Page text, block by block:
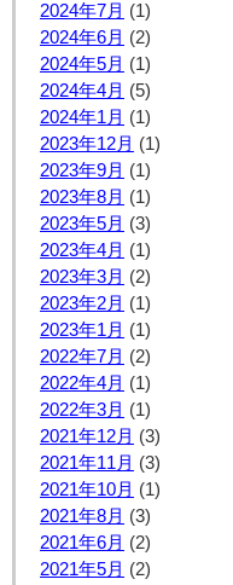
2024年7月 (1)
2024年6月 (2)
2024年5月 (1)
2024年4月 (5)
2024年1月 (1)
2023年12月 (1)
2023年9月 (1)
2023年8月 (1)
2023年5月 (3)
2023年4月 (1)
2023年3月 (2)
2023年2月 (1)
2023年1月 (1)
2022年7月 (2)
2022年4月 (1)
2022年3月 (1)
2021年12月 (3)
2021年11月 (3)
2021年10月 (1)
2021年8月 (3)
2021年6月 (2)
2021年5月 (2)